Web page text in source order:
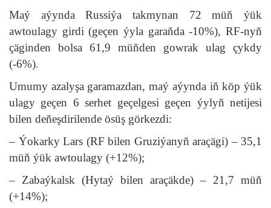
Maý aýynda Russiýa takmynan 72 müň ýük
awtoulagy girdi (geçen ýyla garaňda -10%), RF-nyň
çäginden bolsa 61,9 müňden gowrak ulag çykdy
(-6%).
Umumy azalyşa garamazdan, maý aýynda iň köp ýük
ulagy geçen 6 serhet geçelgesi geçen ýylyň netijesi
bilen deňeşdirilende ösüş görkezdi:
– Ýokarky Lars (RF bilen Gruziýanyň araçägi) – 35,1
müň ýük awtoulagy (+12%);
– Zabaýkalsk (Hytaý bilen araçäkde) – 21,7 müň
(+14%);